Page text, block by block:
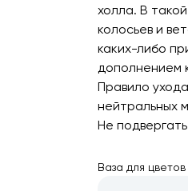
холла. В
колосьев и
каких-либо
дополнением
Правило
нейтральных
Не
Ваза для